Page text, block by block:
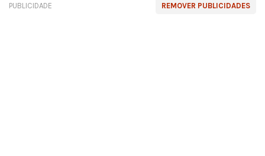
REMOVER PUBLICIDADES
PUBLICIDADE